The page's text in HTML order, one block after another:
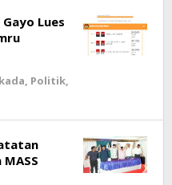
Lues
, Politik,